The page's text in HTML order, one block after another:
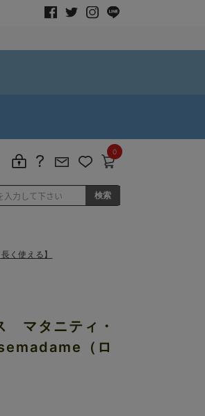
0
く使える】
マタニティ・
（ロ